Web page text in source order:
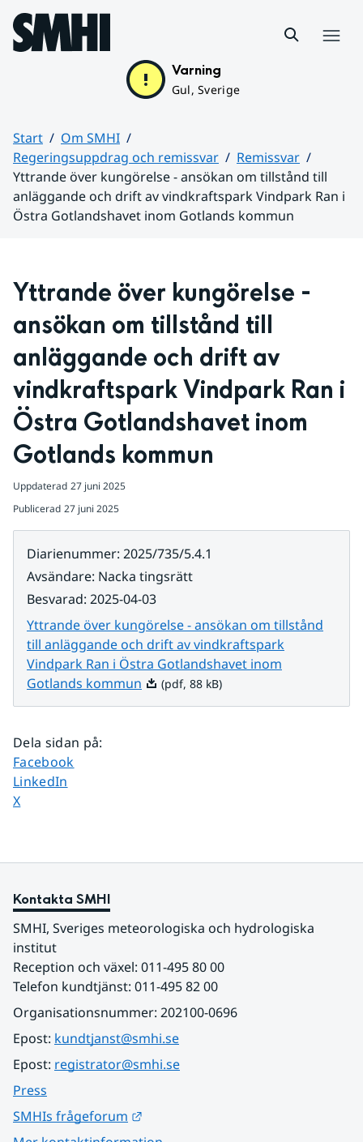
Hoppa till sidans innehåll
Varning
Gul, Sverige
Start
Om SMHI
Regeringsuppdrag och remissvar
Remissvar
Yttrande över kungörelse - ansökan om tillstånd till
anläggande och drift av vindkraftspark Vindpark Ran i
Östra Gotlandshavet inom Gotlands kommun
Yttrande över kungörelse -
ansökan om tillstånd till
anläggande och drift av
vindkraftspark Vindpark Ran i
Östra Gotlandshavet inom
Gotlands kommun
Uppdaterad 27 juni 2025
Publicerad 27 juni 2025
Diarienummer: 2025/735/5.4.1
Avsändare: Nacka tingsrätt
Besvarad: 2025-04-03
Yttrande över kungörelse - ansökan om tillstånd
till anläggande och drift av vindkraftspark
Vindpark Ran i Östra Gotlandshavet inom
Gotlands kommun Pdf, 88 kB.
(pdf, 88 kB)
Dela sidan på:
Dela sidan på
Facebook
Dela sidan på
LinkedIn
Dela sidan på
X
Kontakta SMHI
SMHI, Sveriges meteorologiska och hydrologiska
institut
Reception och växel: 011-495 80 00
Telefon kundtjänst: 011-495 82 00
Organisationsnummer: 202100-0696
Epost: kundtjanst@smhi.se
Epost: registrator@smhi.se
Press
SMHIs frågeforum